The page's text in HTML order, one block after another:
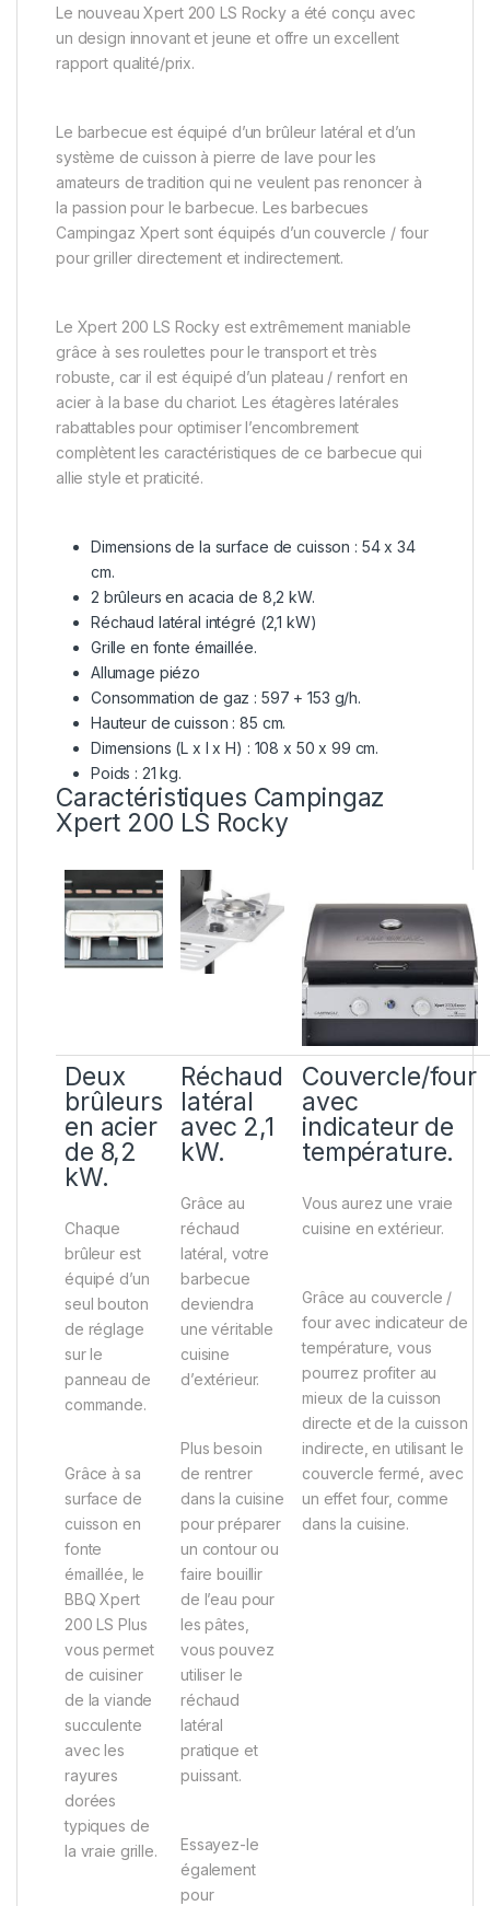
Le nouveau Xpert 200 LS Rocky a été conçu avec
un design innovant et jeune et offre un excellent
rapport qualité/prix.
Le barbecue est équipé d’un brûleur latéral et d’un
système de cuisson à pierre de lave pour les
amateurs de tradition qui ne veulent pas renoncer à
la passion pour le barbecue. Les barbecues
Campingaz Xpert sont équipés d’un couvercle / four
pour griller directement et indirectement.
Le Xpert 200 LS Rocky est extrêmement maniable
grâce à ses roulettes pour le transport et très
robuste, car il est équipé d’un plateau / renfort en
acier à la base du chariot. Les étagères latérales
rabattables pour optimiser l’encombrement
complètent les caractéristiques de ce barbecue qui
allie style et praticité.
Dimensions de la surface de cuisson : 54 x 34
cm.
2 brûleurs en acacia de 8,2 kW.
Réchaud latéral intégré (2,1 kW)
Grille en fonte émaillée.
Allumage piézo
Consommation de gaz : 597 + 153 g/h.
Hauteur de cuisson : 85 cm.
Dimensions (L x l x H) : 108 x 50 x 99 cm.
Poids : 21 kg.
Caractéristiques Campingaz
Xpert 200 LS Rocky
Deux
brûleurs
en acier
de 8,2
kW.
Chaque
brûleur est
équipé d’un
seul bouton
de réglage
sur le
panneau de
commande.
Grâce à sa
surface de
cuisson en
fonte
émaillée, le
BBQ Xpert
200 LS Plus
vous permet
de cuisiner
de la viande
succulente
avec les
rayures
dorées
typiques de
la vraie grille.
Réchaud
latéral
avec 2,1
kW.
Grâce au
réchaud
latéral, votre
barbecue
deviendra
une véritable
cuisine
d’extérieur.
Plus besoin
de rentrer
dans la cuisine
pour préparer
un contour ou
faire bouillir
de l’eau pour
les pâtes,
vous pouvez
utiliser le
réchaud
latéral
pratique et
puissant.
Essayez-le
également
pour
Couvercle/four
avec
indicateur de
température.
Vous aurez une vraie
cuisine en extérieur.
Grâce au couvercle /
four avec indicateur de
température, vous
pourrez profiter au
mieux de la cuisson
directe et de la cuisson
indirecte, en utilisant le
couvercle fermé, avec
un effet four, comme
dans la cuisine.